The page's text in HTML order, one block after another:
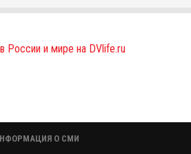
О СМИ